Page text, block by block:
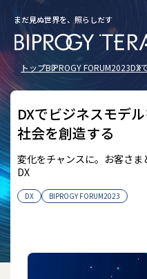
まだ見ぬ世界を、照らしだす
トップBIPROGY FORUM2023DX
DXでビジネスモデ
社会を創造する
変化をチャンスに。お客さま
DX
DX BIPROGY FORUM2023